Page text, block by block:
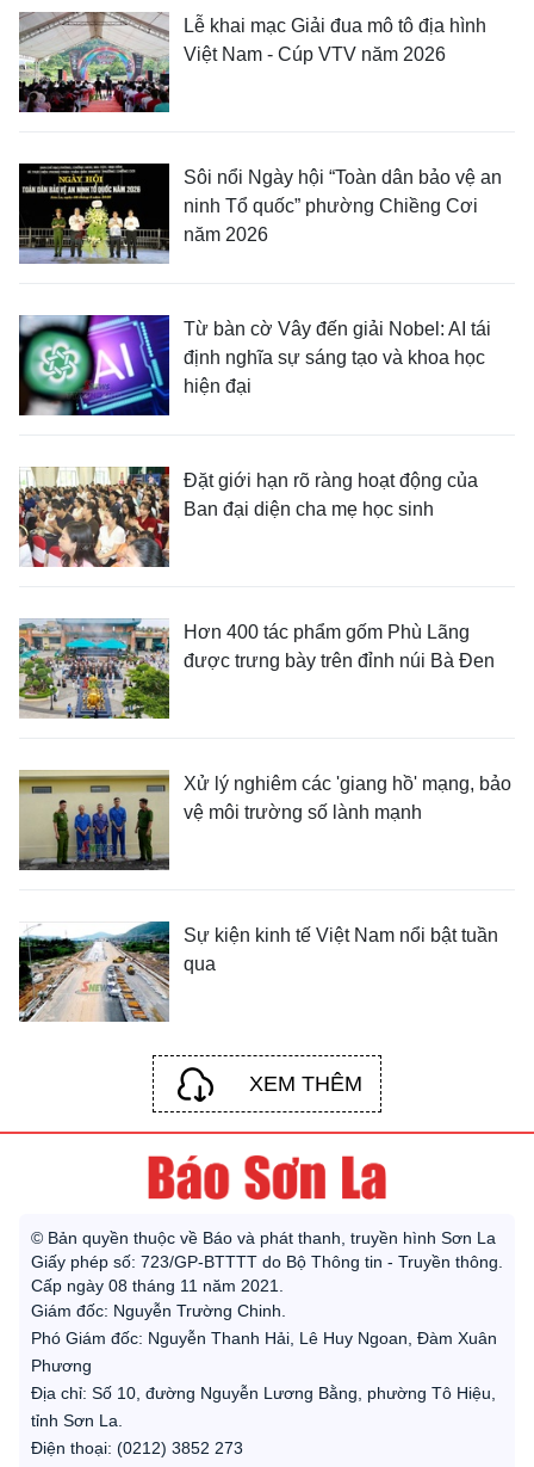
Lễ khai mạc Giải đua mô tô địa hình
Việt Nam - Cúp VTV năm 2026
Sôi nổi Ngày hội “Toàn dân bảo vệ an
ninh Tổ quốc” phường Chiềng Cơi
năm 2026
Từ bàn cờ Vây đến giải Nobel: AI tái
định nghĩa sự sáng tạo và khoa học
hiện đại
Đặt giới hạn rõ ràng hoạt động của
Ban đại diện cha mẹ học sinh
Hơn 400 tác phẩm gốm Phù Lãng
được trưng bày trên đỉnh núi Bà Đen
Xử lý nghiêm các 'giang hồ' mạng, bảo
vệ môi trường số lành mạnh
Sự kiện kinh tế Việt Nam nổi bật tuần
qua
XEM THÊM
© Bản quyền thuộc về Báo và phát thanh, truyền hình Sơn La
Giấy phép số: 723/GP-BTTTT do Bộ Thông tin - Truyền thông.
Cấp ngày 08 tháng 11 năm 2021.
Giám đốc: Nguyễn Trường Chinh.
Phó Giám đốc: Nguyễn Thanh Hải, Lê Huy Ngoan, Đàm Xuân
Phương
Địa chỉ: Số 10, đường Nguyễn Lương Bằng, phường Tô Hiệu,
tỉnh Sơn La.
Điện thoại: (0212) 3852 273